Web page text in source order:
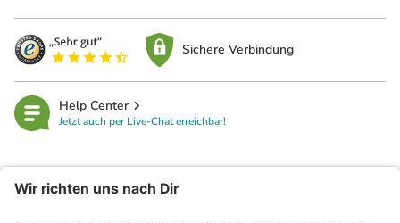
Sichere Verbindung
Help Center
Jetzt auch per Live-Chat erreichbar!